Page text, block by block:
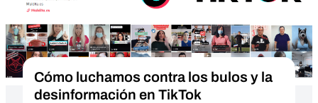
Cómo luchamos contra los bulos y la
desinformación en TikTok